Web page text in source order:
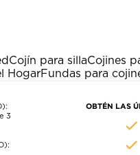
Cojín para sillaCojines
HogarFundas para
3
OBTÉN LAS